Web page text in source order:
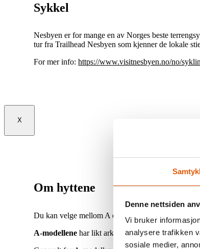
Denne nettsiden
Vi bruker
analysere trafikken
sosiale medier,
Sykkel
Nesbyen er for mange en av Norges beste
tur fra Trailhead Nesbyen som kjenner de lokale
For mer info:https://www.visitnesbyen.no/no/
X
Om hyttene
Du kan velge mellom A og B modeller av hyttene,
A-modellenehar likt arkitektonisk utgangspunkt